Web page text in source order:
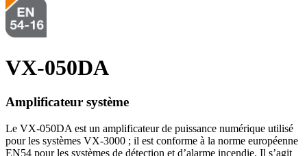
VX-050DA
Amplificateur système
Le VX-050DA est un amplificateur de puissance numérique utilisé
pour les systèmes VX-3000 ; il est conforme à la norme européenne
EN54 pour les systèmes de détection et d’alarme incendie. Il s’agit